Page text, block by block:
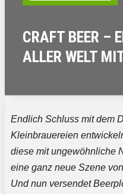
CRAFT BEER –
ALLER WELT
Endlich Schluss mit dem
Kleinbrauereien
diese mit ungewöhnliche
eine ganz neue Szene
Und nun versendet